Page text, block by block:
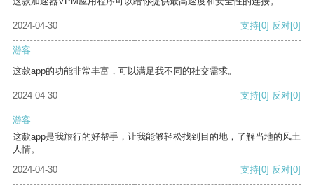
2024-04-30 支持[0] 反对[0]
游客
这款app的功能非常丰富，可以满足我不同的社交需求。
2024-04-30 支持[0] 反对[0]
游客
这款app是我旅行的好帮手，让我能够轻松找到目的地，了解当地的风土
人情。
2024-04-30
支持[0] 反对[0]